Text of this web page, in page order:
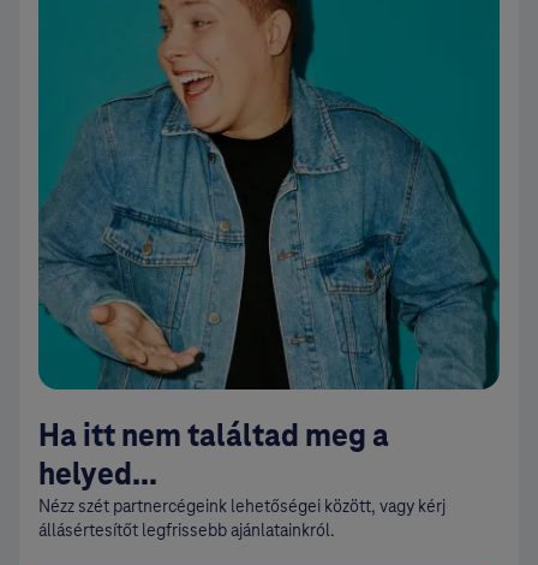
Ha itt nem találtad meg a
helyed...
Nézz szét partnercégeink lehetőségei között, vagy kérj
állásértesítőt legfrissebb ajánlatainkról.